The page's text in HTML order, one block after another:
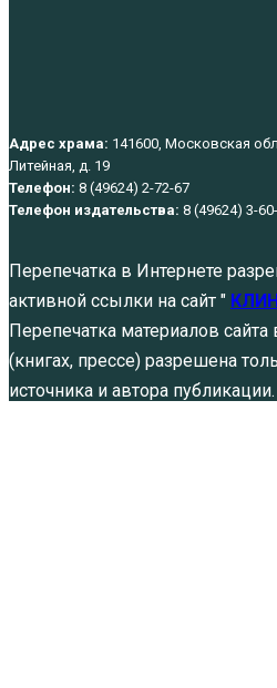
Адрес храма: 141600, Московская
Литейная, д. 19
Телефон: 8 (49624) 2-72-67
Телефон издательства: 8 (49624) 3-
Перепечатка в Интернете
активной ссылки на сайт "
Перепечатка материалов
(книгах, прессе) разрешена
источника и автора публикации.